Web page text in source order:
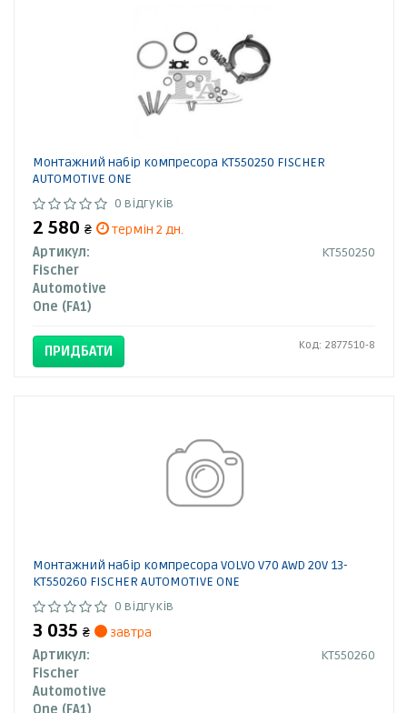
Монтажний набір компресора KT550250 FISCHER
AUTOMOTIVE ONE
0 відгуків
2 580 ₴
термін 2 дн.
Артикул:
KT550250
Fischer
Automotive
One (FA1)
ПРИДБАТИ Код: 2877510-8
Монтажний набір компресора VOLVO V70 AWD 20V 13-
KT550260 FISCHER AUTOMOTIVE ONE
0 відгуків
3 035 ₴
завтра
Артикул:
KT550260
Fischer
Automotive
One (FA1)